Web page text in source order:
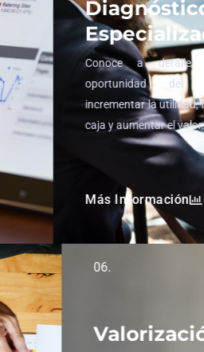
tu
tan
Conoce a
oportunidad del
incrementar la
caja y aumentar el
Más Información
06.